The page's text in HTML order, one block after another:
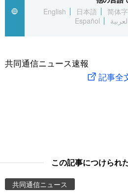
社会
旅と暮らし
文化
科学・技術
暮らし
English
日本語 简体字
Español
共同通信ニュース速報
記事全
この記事につけられ
共同通信ニュース